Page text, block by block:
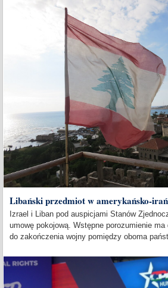
Libański przedmiot w amerykańsko-
Izrael i Liban pod auspicjami Stanów
umowę pokojową. Wstępne porozumienie
do zakończenia wojny pomiędzy oboma